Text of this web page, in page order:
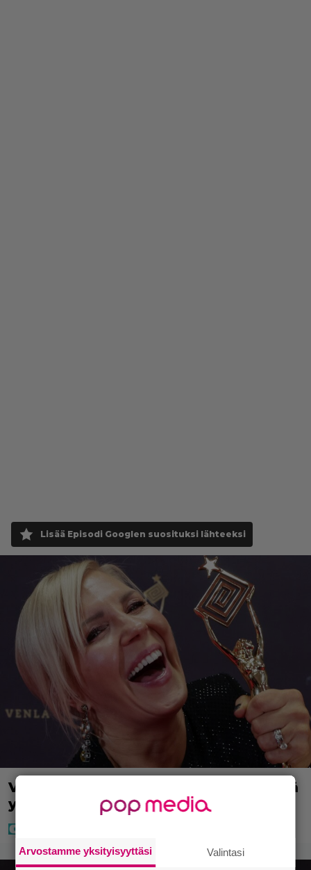
Lisää Episodi Googlen suosituksi lähteeksi
Vappu Pimiästä tuli miljoonikko – eikä
yksi milli edes riitä, näin se tapahtui
Arvostamme yksityisyyttäsi Valintasi